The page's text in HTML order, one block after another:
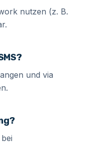
nutzen (z. B.
und via